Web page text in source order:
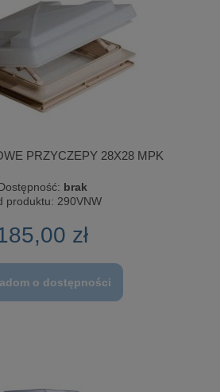
PRZYCZEPY 28X28 MPK
brak
produktu: 290VNW
zł
o dostępności